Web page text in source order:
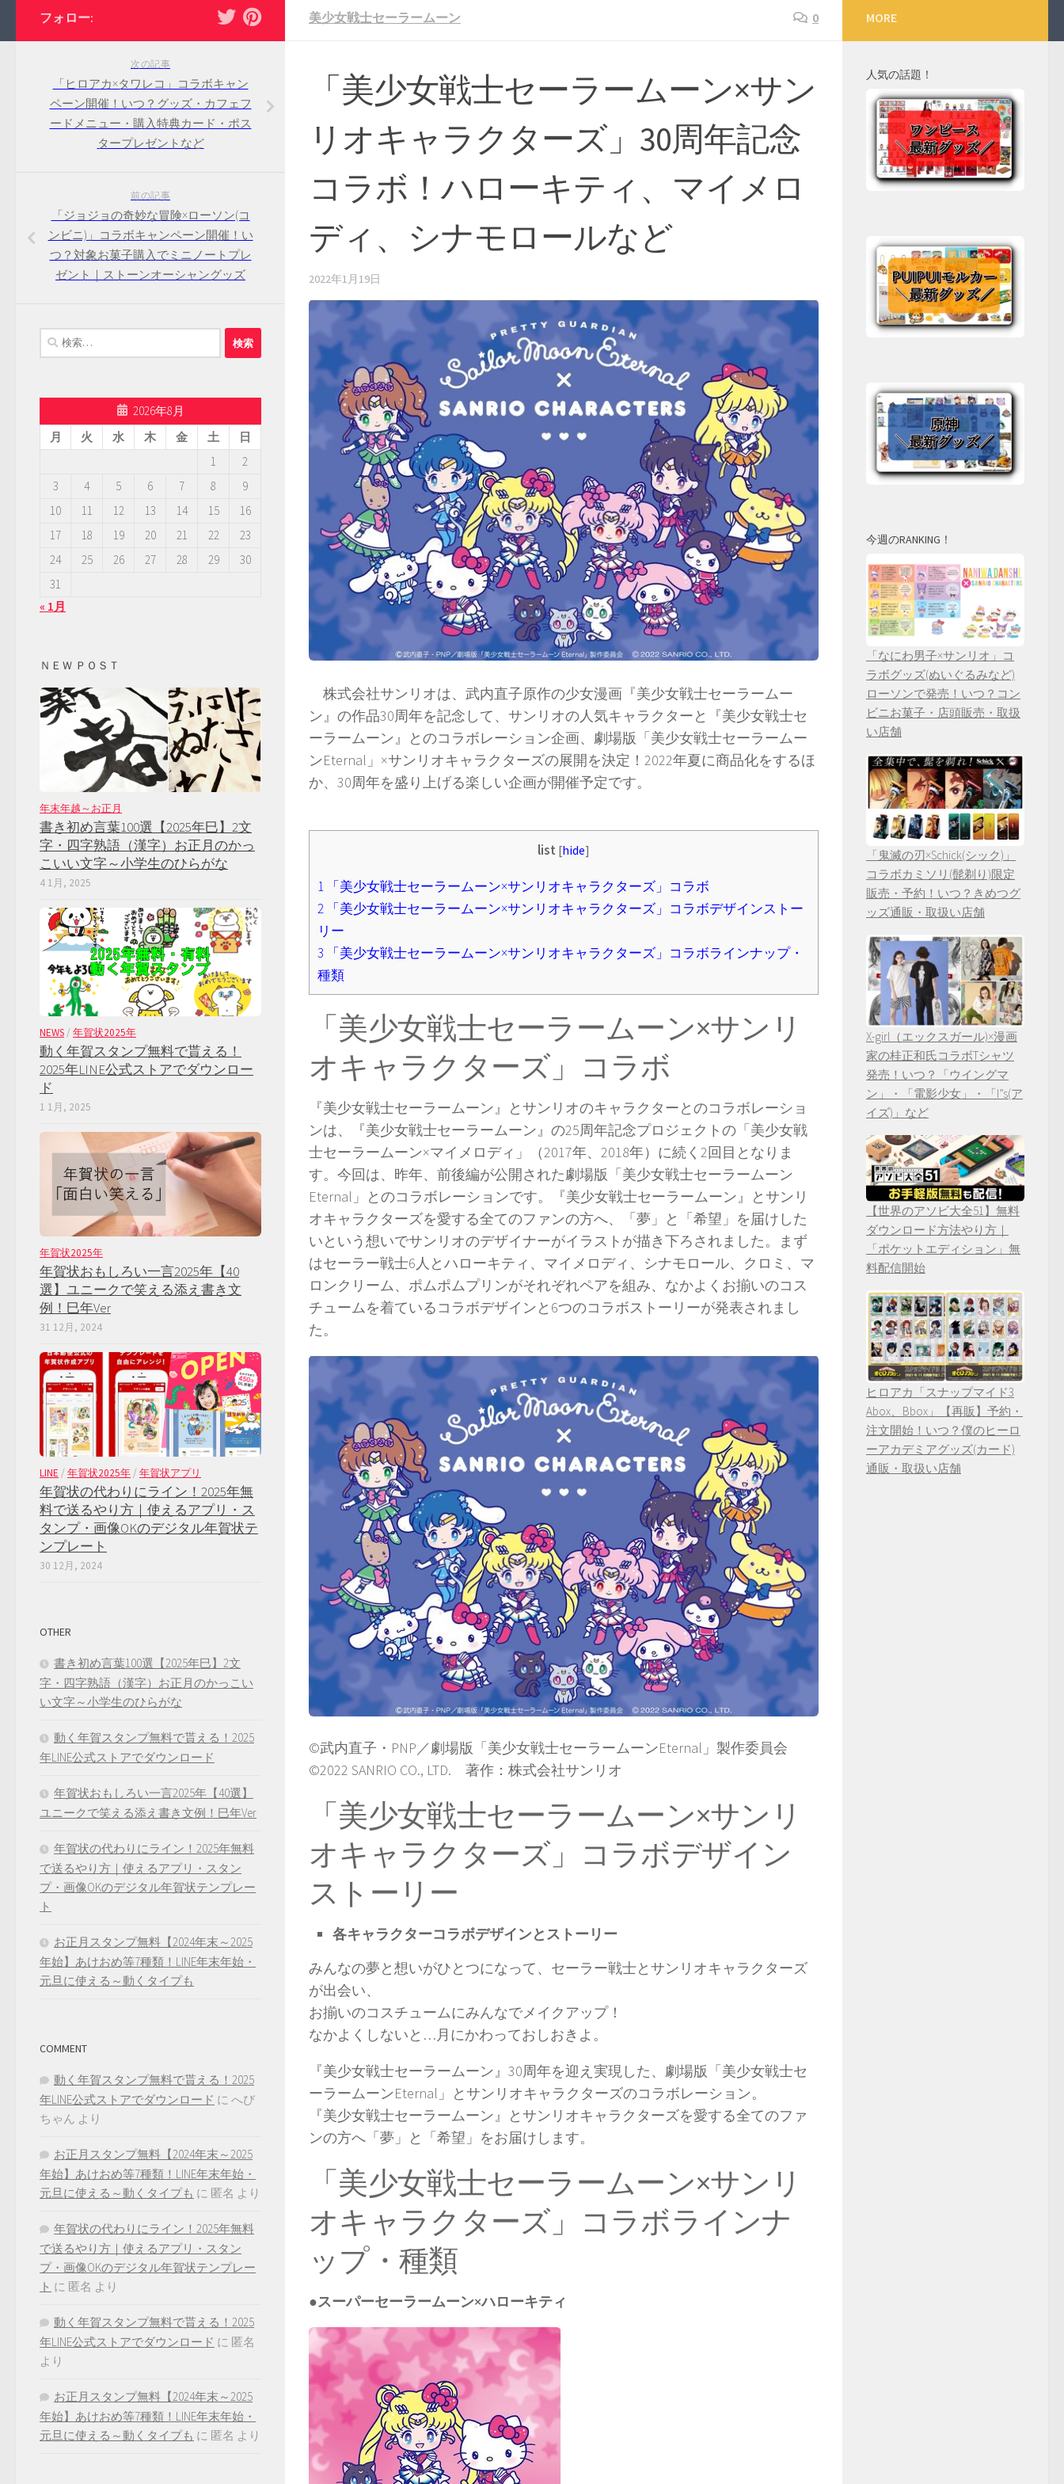
美少女戦士セーラームーン 0
「美少女戦士セーラームーン×サン
リオキャラクターズ」30周年記念
コラボ！ハローキティ、マイメロ
ディ、シナモロールなど
2022年1月19日
株式会社サンリオは、武内直子原作の少女漫画『美少女戦士セーラームー
ン』の作品30周年を記念して、サンリオの人気キャラクターと『美少女戦士セ
ーラームーン』とのコラボレーション企画、劇場版「美少女戦士セーラームー
ンEternal」×サンリオキャラクターズの展開を決定！2022年夏に商品化をするほ
か、30周年を盛り上げる楽しい企画が開催予定です。
list [hide]
1 「美少女戦士セーラームーン×サンリオキャラクターズ」コラボ
2 「美少女戦士セーラームーン×サンリオキャラクターズ」コラボデザインストー
リー
3 「美少女戦士セーラームーン×サンリオキャラクターズ」コラボラインナップ・
種類
「美少女戦士セーラームーン×サンリ
オキャラクターズ」コラボ
『美少女戦士セーラームーン』とサンリオのキャラクターとのコラボレーショ
ンは、『美少女戦士セーラームーン』の25周年記念プロジェクトの「美少女戦
士セーラームーン×マイメロディ」（2017年、2018年）に続く2回目となりま
す。今回は、昨年、前後編が公開された劇場版「美少女戦士セーラームーン
Eternal」とのコラボレーションです。『美少女戦士セーラームーン』とサンリ
オキャラクターズを愛する全てのファンの方へ、「夢」と「希望」を届けした
いという想いでサンリオのデザイナーがイラストが描き下ろされました。まず
はセーラー戦士6人とハローキティ、マイメロディ、シナモロール、クロミ、マ
ロンクリーム、ポムポムプリンがそれぞれペアを組み、なかよくお揃いのコス
チュームを着ているコラボデザインと6つのコラボストーリーが発表されまし
た。
©武内直子・PNP／劇場版「美少女戦士セーラームーンEternal」製作委員会
©2022 SANRIO CO., LTD. 著作：株式会社サンリオ
「美少女戦士セーラームーン×サンリ
オキャラクターズ」コラボデザイン
ストーリー
各キャラクターコラボデザインとストーリー
みんなの夢と想いがひとつになって、セーラー戦士とサンリオキャラクターズ
が出会い、
お揃いのコスチュームにみんなでメイクアップ！
なかよくしないと…月にかわっておしおきよ。
『美少女戦士セーラームーン』30周年を迎え実現した、劇場版「美少女戦士セ
ーラームーンEternal」とサンリオキャラクターズのコラボレーション。
『美少女戦士セーラームーン』とサンリオキャラクターズを愛する全てのファ
ンの方へ「夢」と「希望」をお届けします。
「美少女戦士セーラームーン×サンリ
オキャラクターズ」コラボラインナ
ップ・種類
●スーパーセーラームーン×ハローキティ
フォロー:
次の記事
「ヒロアカ×タワレコ」コラボキャン
ペーン開催！いつ？グッズ・カフェフ
ードメニュー・購入特典カード・ポス
タープレゼントなど
前の記事
「ジョジョの奇妙な冒険×ローソン(コ
ンビニ)」コラボキャンペーン開催！い
つ？対象お菓子購入でミニノートプレ
ゼント｜ストーンオーシャングッズ
検
索:
2026年8月
月
火 水 木 金 土
日
1
2
3
4 5 6 7 8
9
10
11 12 13 14 15
16
17
18 19 20 21 22
23
24
25 26 27 28 29
30
31
« 1月
ＮＥＷ ＰＯＳＴ
年末年越～お正月
書き初め言葉100選【2025年巳】2文
字・四字熟語（漢字）お正月のかっ
こいい文字～小学生のひらがな
4 1月, 2025
NEWS / 年賀状2025年
動く年賀スタンプ無料で貰える！
2025年LINE公式ストアでダウンロー
ド
1 1月, 2025
年賀状2025年
年賀状おもしろい一言2025年【40
選】ユニークで笑える添え書き文
例！巳年Ver
31 12月, 2024
LINE / 年賀状2025年 / 年賀状アプリ
年賀状の代わりにライン！2025年無
料で送るやり方｜使えるアプリ・ス
タンプ・画像OKのデジタル年賀状テ
ンプレート
30 12月, 2024
OTHER
書き初め言葉100選【2025年巳】2文
字・四字熟語（漢字）お正月のかっこい
い文字～小学生のひらがな
動く年賀スタンプ無料で貰える！2025
年LINE公式ストアでダウンロード
年賀状おもしろい一言2025年【40選】
ユニークで笑える添え書き文例！巳年Ver
年賀状の代わりにライン！2025年無料
で送るやり方｜使えるアプリ・スタン
プ・画像OKのデジタル年賀状テンプレー
ト
お正月スタンプ無料【2024年末～2025
年始】あけおめ等7種類！LINE年末年始・
元旦に使える～動くタイプも
COMMENT
動く年賀スタンプ無料で貰える！2025
年LINE公式ストアでダウンロード に へび
ちゃん より
お正月スタンプ無料【2024年末～2025
年始】あけおめ等7種類！LINE年末年始・
元旦に使える～動くタイプも に 匿名 より
年賀状の代わりにライン！2025年無料
で送るやり方｜使えるアプリ・スタン
プ・画像OKのデジタル年賀状テンプレー
ト に 匿名 より
動く年賀スタンプ無料で貰える！2025
年LINE公式ストアでダウンロード に 匿名
より
お正月スタンプ無料【2024年末～2025
年始】あけおめ等7種類！LINE年末年始・
元旦に使える～動くタイプも に 匿名 より
MORE
人気の話題！
今週のRANKING！
「なにわ男子×サンリオ」コ
ラボグッズ(ぬいぐるみなど)
ローソンで発売！いつ？コン
ビニお菓子・店頭販売・取扱
い店舗
「鬼滅の刃×Schick(シック)」
コラボカミソリ(髭剃り)限定
販売・予約！いつ？きめつグ
ッズ通販・取扱い店舗
X-girl（エックスガール)×漫画
家の桂正和氏コラボTシャツ
発売！いつ？「ウイングマ
ン」・「電影少女」・「I”s(ア
イズ)」など
【世界のアソビ大全51】無料
ダウンロード方法やり方｜
「ポケットエディション」無
料配信開始
ヒロアカ「スナップマイド3
Abox、Bbox」【再販】予約・
注文開始！いつ？僕のヒーロ
ーアカデミアグッズ(カード)
通販・取扱い店舗